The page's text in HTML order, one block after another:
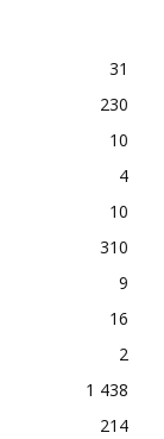
31
230
10
4
10
310
9
16
2
1 438
214